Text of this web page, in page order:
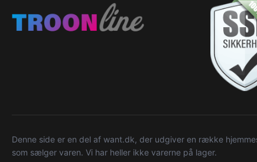
Denne side er en del af want.dk, der udgiver en række
som sælger varen. Vi har heller ikke varerne på lager.